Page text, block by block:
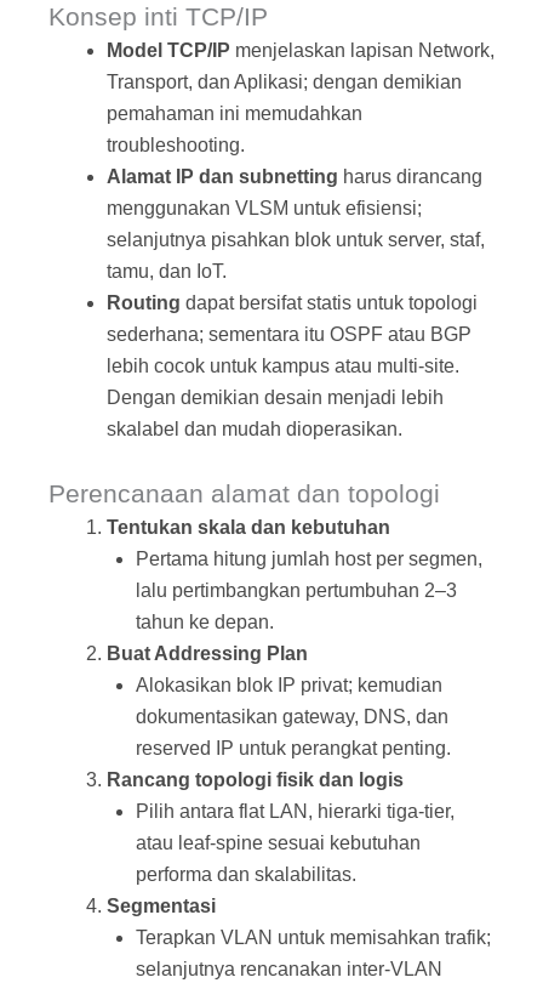
Konsep inti TCP/IP
Model TCP/IP menjelaskan lapisan Network,
Transport, dan Aplikasi; dengan demikian
pemahaman ini memudahkan
troubleshooting.
Alamat IP dan subnetting harus dirancang
menggunakan VLSM untuk efisiensi;
selanjutnya pisahkan blok untuk server, staf,
tamu, dan IoT.
Routing dapat bersifat statis untuk topologi
sederhana; sementara itu OSPF atau BGP
lebih cocok untuk kampus atau multi‑site.
Dengan demikian desain menjadi lebih
skalabel dan mudah dioperasikan.
Perencanaan alamat dan topologi
Tentukan skala dan kebutuhan
Pertama hitung jumlah host per segmen,
lalu pertimbangkan pertumbuhan 2–3
tahun ke depan.
Buat Addressing Plan
Alokasikan blok IP privat; kemudian
dokumentasikan gateway, DNS, dan
reserved IP untuk perangkat penting.
Rancang topologi fisik dan logis
Pilih antara flat LAN, hierarki tiga‑tier,
atau leaf‑spine sesuai kebutuhan
performa dan skalabilitas.
Segmentasi
Terapkan VLAN untuk memisahkan trafik;
selanjutnya rencanakan inter‑VLAN